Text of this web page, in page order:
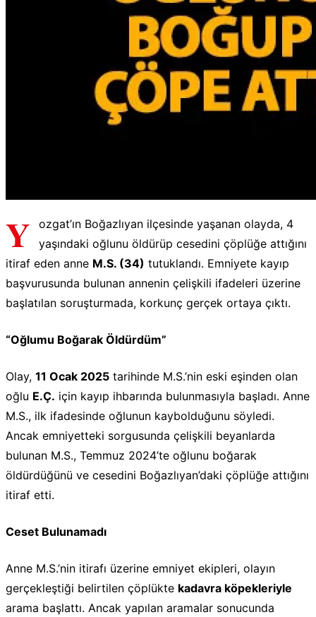
Y
ozgat’ın Boğazlıyan ilçesinde yaşanan olayda, 4
yaşındaki oğlunu öldürüp cesedini çöplüğe attığını
itiraf eden anne M.S. (34) tutuklandı. Emniyete kayıp
başvurusunda bulunan annenin çelişkili ifadeleri üzerine
başlatılan soruşturmada, korkunç gerçek ortaya çıktı.
“Oğlumu Boğarak Öldürdüm”
Olay, 11 Ocak 2025 tarihinde M.S.’nin eski eşinden olan
oğlu E.Ç. için kayıp ihbarında bulunmasıyla başladı. Anne
M.S., ilk ifadesinde oğlunun kaybolduğunu söyledi.
Ancak emniyetteki sorgusunda çelişkili beyanlarda
bulunan M.S., Temmuz 2024’te oğlunu boğarak
öldürdüğünü ve cesedini Boğazlıyan’daki çöplüğe attığını
itiraf etti.
Ceset Bulunamadı
Anne M.S.’nin itirafı üzerine emniyet ekipleri, olayın
gerçekleştiği belirtilen çöplükte kadavra köpekleriyle
arama başlattı. Ancak yapılan aramalar sonucunda